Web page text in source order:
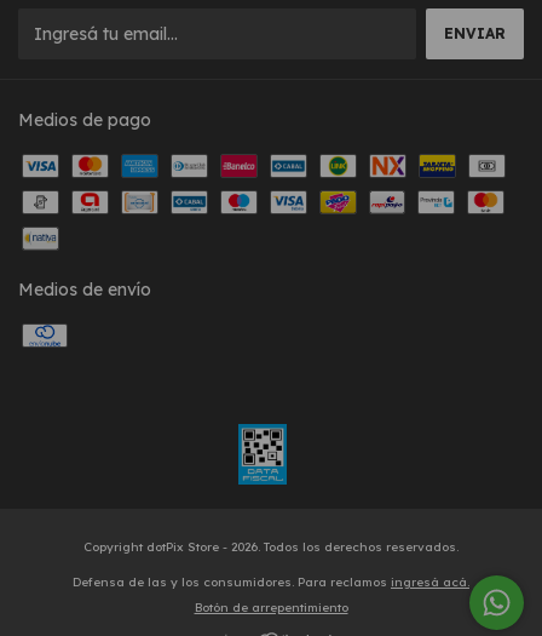
Medios de pago
Medios de envío
Copyright dotPix Store - 2026. Todos los derechos reservados.
Defensa de las y los consumidores. Para reclamos ingresá acá.
Botón de arrepentimiento